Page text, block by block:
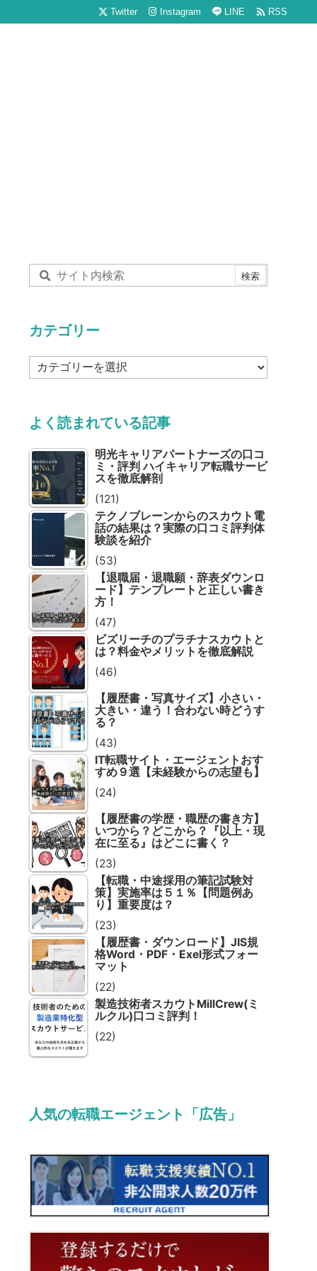
Twitter Instagram LINE  RSS
カテゴリー
カ
テ
ー
よく読まれている記事
明光キャリアパートナーズの口コ
ミ・評判 ハイキャリア転職サービ
スを徹底解剖
(121)
テクノブレーンからのスカウト電
話の結果は？実際の口コミ評判体
験談を紹介
(53)
【退職届・退職願・辞表ダウンロ
ード】テンプレートと正しい書き
方！
(47)
ビズリーチのプラチナスカウトと
は？料金やメリットを徹底解説
(46)
【履歴書・写真サイズ】小さい・
大きい・違う！合わない時どうす
る？
(43)
IT転職サイト・エージェントおす
すめ９選【未経験からの志望も】
(24)
【履歴書の学歴・職歴の書き方】
いつから？どこから？『以上・現
在に至る』はどこに書く？
(23)
【転職・中途採用の筆記試験対
策】実施率は５１％【問題例あ
り】重要度は？
(23)
【履歴書・ダウンロード】JIS規
格Word・PDF・Exel形式フォー
マット
(22)
製造技術者スカウトMillCrew(ミ
ルクル)口コミ評判！
(22)
人気の転職エージェント「広告」